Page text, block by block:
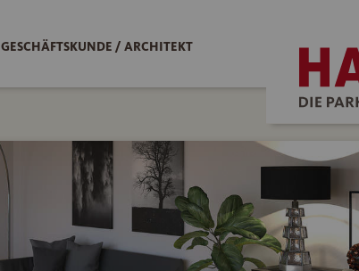
GESCHÄFTSKUNDE / ARCHITEKT